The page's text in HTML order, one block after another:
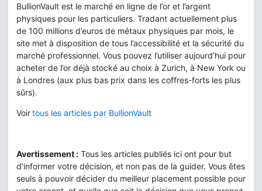
BullionVault est le marché en ligne de l’or et l’argent
physiques pour les particuliers. Tradant actuellement plus
de 100 millions d’euros de métaux physiques par mois, le
site met à disposition de tous l’accessibilité et la sécurité du
marché professionnel. Vous pouvez l’utiliser aujourd’hui pour
acheter de l’or déjà stocké au choix à Zurich, à New York ou
à Londres (aux plus bas prix dans les coffres-forts les plus
sûrs).
Voirtous les articles par BullionVault
Avertissement : Tous les articles publiés ici ont pour but
d'informer votre décision, et non pas de la guider. Vous êtes
seuls à pouvoir décider du meilleur placement possible pour